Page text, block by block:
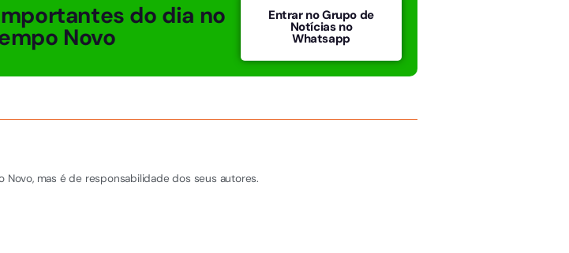
do dia no
Novo
Entrar no Grupo de
Notícias no
Whatsapp
mas é de responsabilidade dos seus autores.